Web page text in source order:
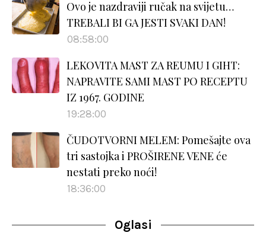
Ovo je nazdraviji ručak na svijetu…
TREBALI BI GA JESTI SVAKI DAN!
08:58:00
LEKOVITA MAST ZA REUMU I GIHT:
NAPRAVITE SAMI MAST PO RECEPTU
IZ 1967. GODINE
19:28:00
ČUDOTVORNI MELEM: Pomešajte ova
tri sastojka i PROŠIRENE VENE će
nestati preko noći!
18:36:00
Oglasi